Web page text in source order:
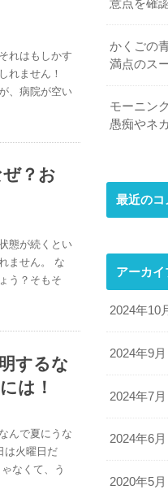
れはもしかす
れません！
、病院が空い
？お
態が続くとい
ません。 な
う？そもそ
するな
は！
んで夏にうな
は火曜日だ
なくて、う
意点を確
かくごの
満点のス
モーニン
愚痴やネ
最近のコ
アーカイ
2024年10
2024年9月
2024年7月
2024年6月
2020年5月